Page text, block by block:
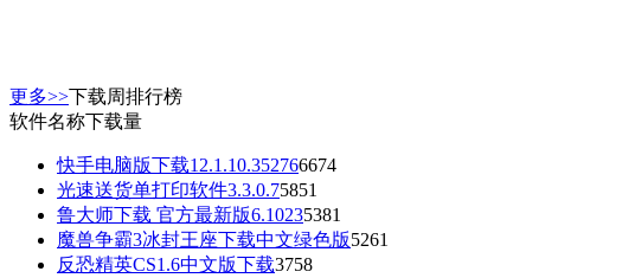
更多>>下载周排行榜
软件名称下载量
快手电脑版下载12.1.10.352766674
光速送货单打印软件3.3.0.75851
鲁大师下载 官方最新版6.10235381
魔兽争霸3冰封王座下载中文绿色版5261
反恐精英CS1.6中文版下载3758